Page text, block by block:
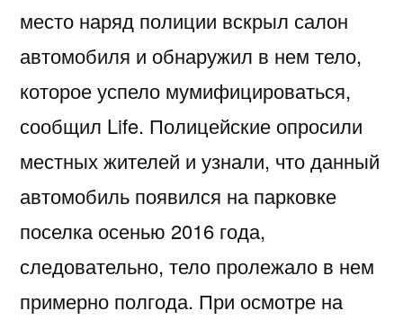
место наряд полиции вскрыл салон
автомобиля и обнаружил в нем тело,
которое успело мумифицироваться,
сообщил Life. Полицейские опросили
местных жителей и узнали, что данный
автомобиль появился на парковке
поселка осенью 2016 года,
следовательно, тело пролежало в нем
примерно полгода. При осмотре на